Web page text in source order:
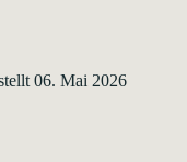
06. Mai 2026